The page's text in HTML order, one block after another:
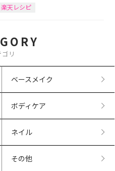
楽天レシピ
ゴリ
ベースメイク
ボディケア
ネイル
その他